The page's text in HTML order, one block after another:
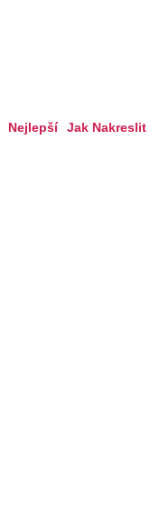
Nejlepší Jak Nakreslit